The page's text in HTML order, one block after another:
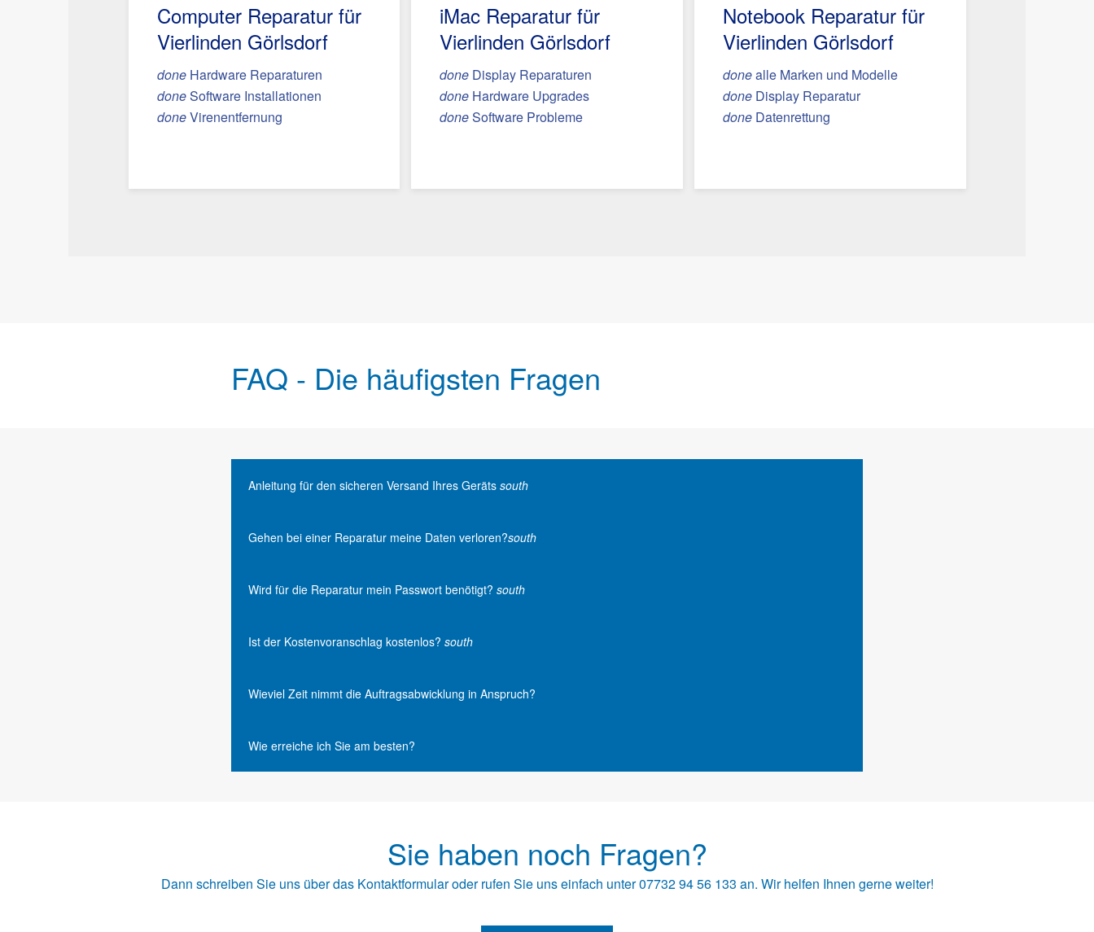
Computer Reparatur für
Vierlinden Görlsdorf
doneHardware Reparaturen
doneSoftware Installationen
doneVirenentfernung
iMac Reparatur für
Vierlinden Görlsdorf
done Display Reparaturen
done Hardware Upgrades
doneSoftware Probleme
Notebook Reparatur für
Vierlinden Görlsdorf
donealle Marken und Modelle
doneDisplay Reparatur
doneDatenrettung
FAQ - Die häufigsten Fragen
Anleitung für den sicheren Versand Ihres Geräts south
Gehen bei einer Reparatur meine Daten verloren?south
Wird für die Reparatur mein Passwort benötigt? south
Ist der Kostenvoranschlag kostenlos? south
Wieviel Zeit nimmt die Auftragsabwicklung in Anspruch?
Wie erreiche ich Sie am besten?
Sie haben noch Fragen?
Dann schreiben Sie uns über das Kontaktformularoder rufen Sie uns einfach unter07732 94 56 133 an. Wir helfen Ihnen gerne weiter!